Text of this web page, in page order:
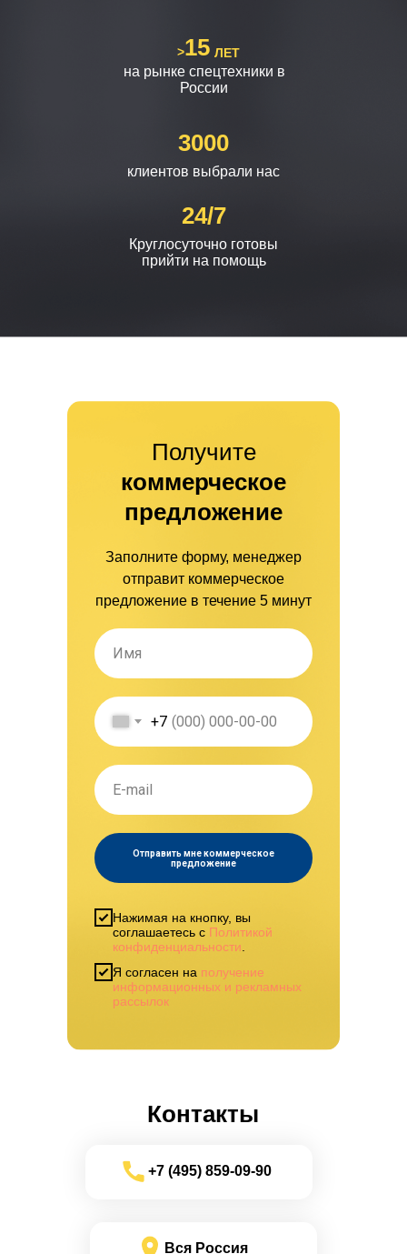
15
> ЛЕТ
на рынке спецтехники в
России
клиентов выбрали нас
3000
Круглосуточно готовы
прийти на помощь
24/7
Получите
коммерческое
предложение
Заполните форму, менеджер
отправит коммерческое
предложение в течение 5 минут
+7
Отправить мне коммерческое
предложение
Нажимая на кнопку, вы
соглашаетесь с Политикой
конфиденциальности
Я согласен на получение
информационных и рекламных
рассылок
Контакты
Вся Россия
+7 (495) 859-09-90